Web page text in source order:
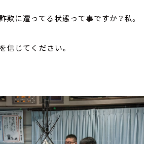
欺に遭ってる状態って事ですか？私。
信じてください。